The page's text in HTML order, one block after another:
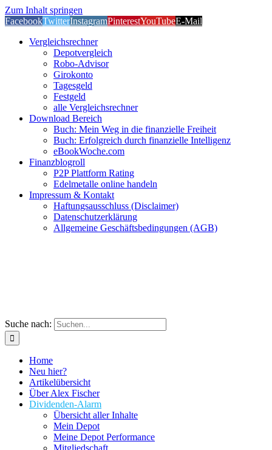
Zum Inhalt springen
FacebookTwitterInstagramPinterestYouTubeE-Mail
Vergleichsrechner
Depotvergleich
Robo-Advisor
Girokonto
Tagesgeld
Festgeld
alle Vergleichsrechner
Download Bereich
Buch: Mein Weg in die finanzielle Freiheit
Buch: Erfolgreich durch finanzielle Intelligenz
eBookWoche.com
Finanzblogroll
P2P Plattform Rating
Edelmetalle online handeln
Impressum & Kontakt
Haftungsausschluss (Disclaimer)
Datenschutzerklärung
Allgemeine Geschäftsbedingungen (AGB)
Suche nach:
Home
Neu hier?
Artikelübersicht
Über Alex Fischer
Dividenden-Alarm
Übersicht aller Inhalte
Mein Depot
Meine Depot Performance
Mitgliedschaft